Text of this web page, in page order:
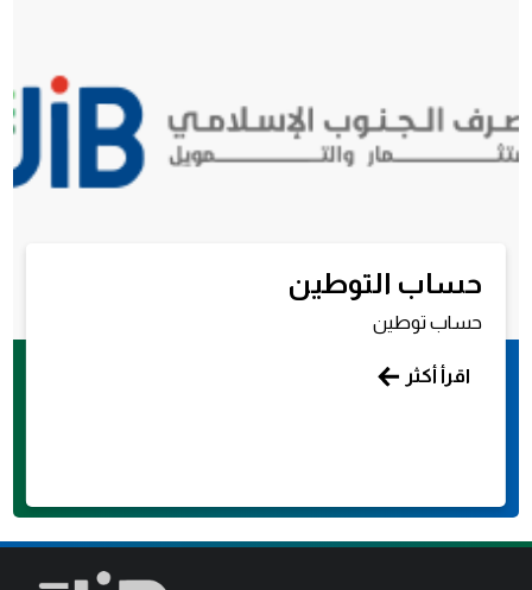
حساب التوطين
حساب توطين
اقرأ أكثر